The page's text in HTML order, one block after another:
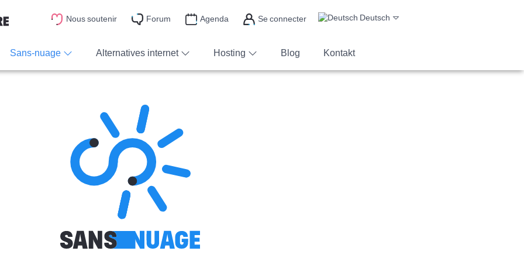
Nous soutenir Forum Agenda Se connecter Deutsch
Sans-nuage Alternatives internet Hosting Blog Kontakt